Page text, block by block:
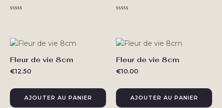
Fleur de vie 8cm
€12.50
AJOUTER AU PANIER
Fleur de vie 8cm
€10.00
AJOUTER AU PANIER